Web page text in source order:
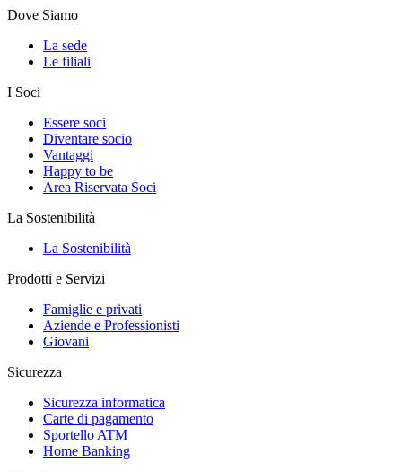
Dove Siamo
La sede
Le filiali
I Soci
Essere soci
Diventare socio
Vantaggi
Happy to be
Area Riservata Soci
La Sostenibilità
La Sostenibilità
Prodotti e Servizi
Famiglie e privati
Aziende e Professionisti
Giovani
Sicurezza
Sicurezza informatica
Carte di pagamento
Sportello ATM
Home Banking